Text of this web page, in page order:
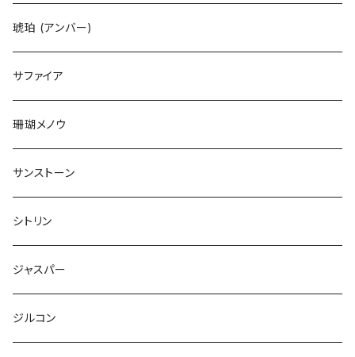
琥珀 (アンバー)
サファイア
珊瑚メノウ
サンストーン
シトリン
ジャスパー
ジルコン